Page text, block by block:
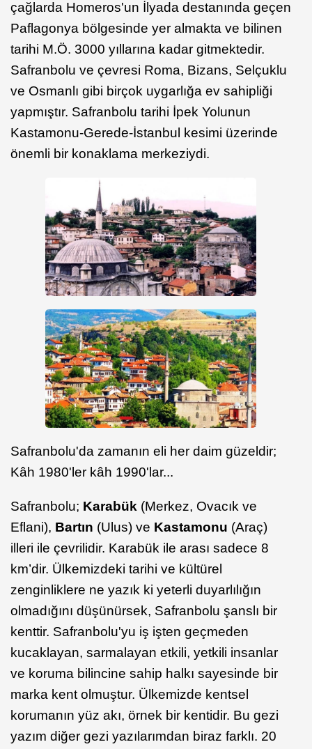
çağlarda Homeros'un İlyada destanında geçen
Paflagonya bölgesinde yer almakta ve bilinen
tarihi M.Ö. 3000 yıllarına kadar gitmektedir.
Safranbolu ve çevresi Roma, Bizans, Selçuklu
ve Osmanlı gibi birçok uygarlığa ev sahipliği
yapmıştır. Safranbolu tarihi İpek Yolunun
Kastamonu-Gerede-İstanbul kesimi üzerinde
önemli bir konaklama merkeziydi.
Safranbolu'da zamanın eli her daim güzeldir;
Kâh 1980'ler kâh 1990'lar...
Safranbolu; Karabük (Merkez, Ovacık ve
Eflani), Bartın (Ulus) ve Kastamonu (Araç)
illeri ile çevrilidir. Karabük ile arası sadece 8
km’dir. Ülkemizdeki tarihi ve kültürel
zenginliklere ne yazık ki yeterli duyarlılığın
olmadığını düşünürsek, Safranbolu şanslı bir
kenttir. Safranbolu'yu iş işten geçmeden
kucaklayan, sarmalayan etkili, yetkili insanlar
ve koruma bilincine sahip halkı sayesinde bir
marka kent olmuştur. Ülkemizde kentsel
korumanın yüz akı, örnek bir kentidir. Bu gezi
yazım diğer gezi yazılarımdan biraz farklı. 20